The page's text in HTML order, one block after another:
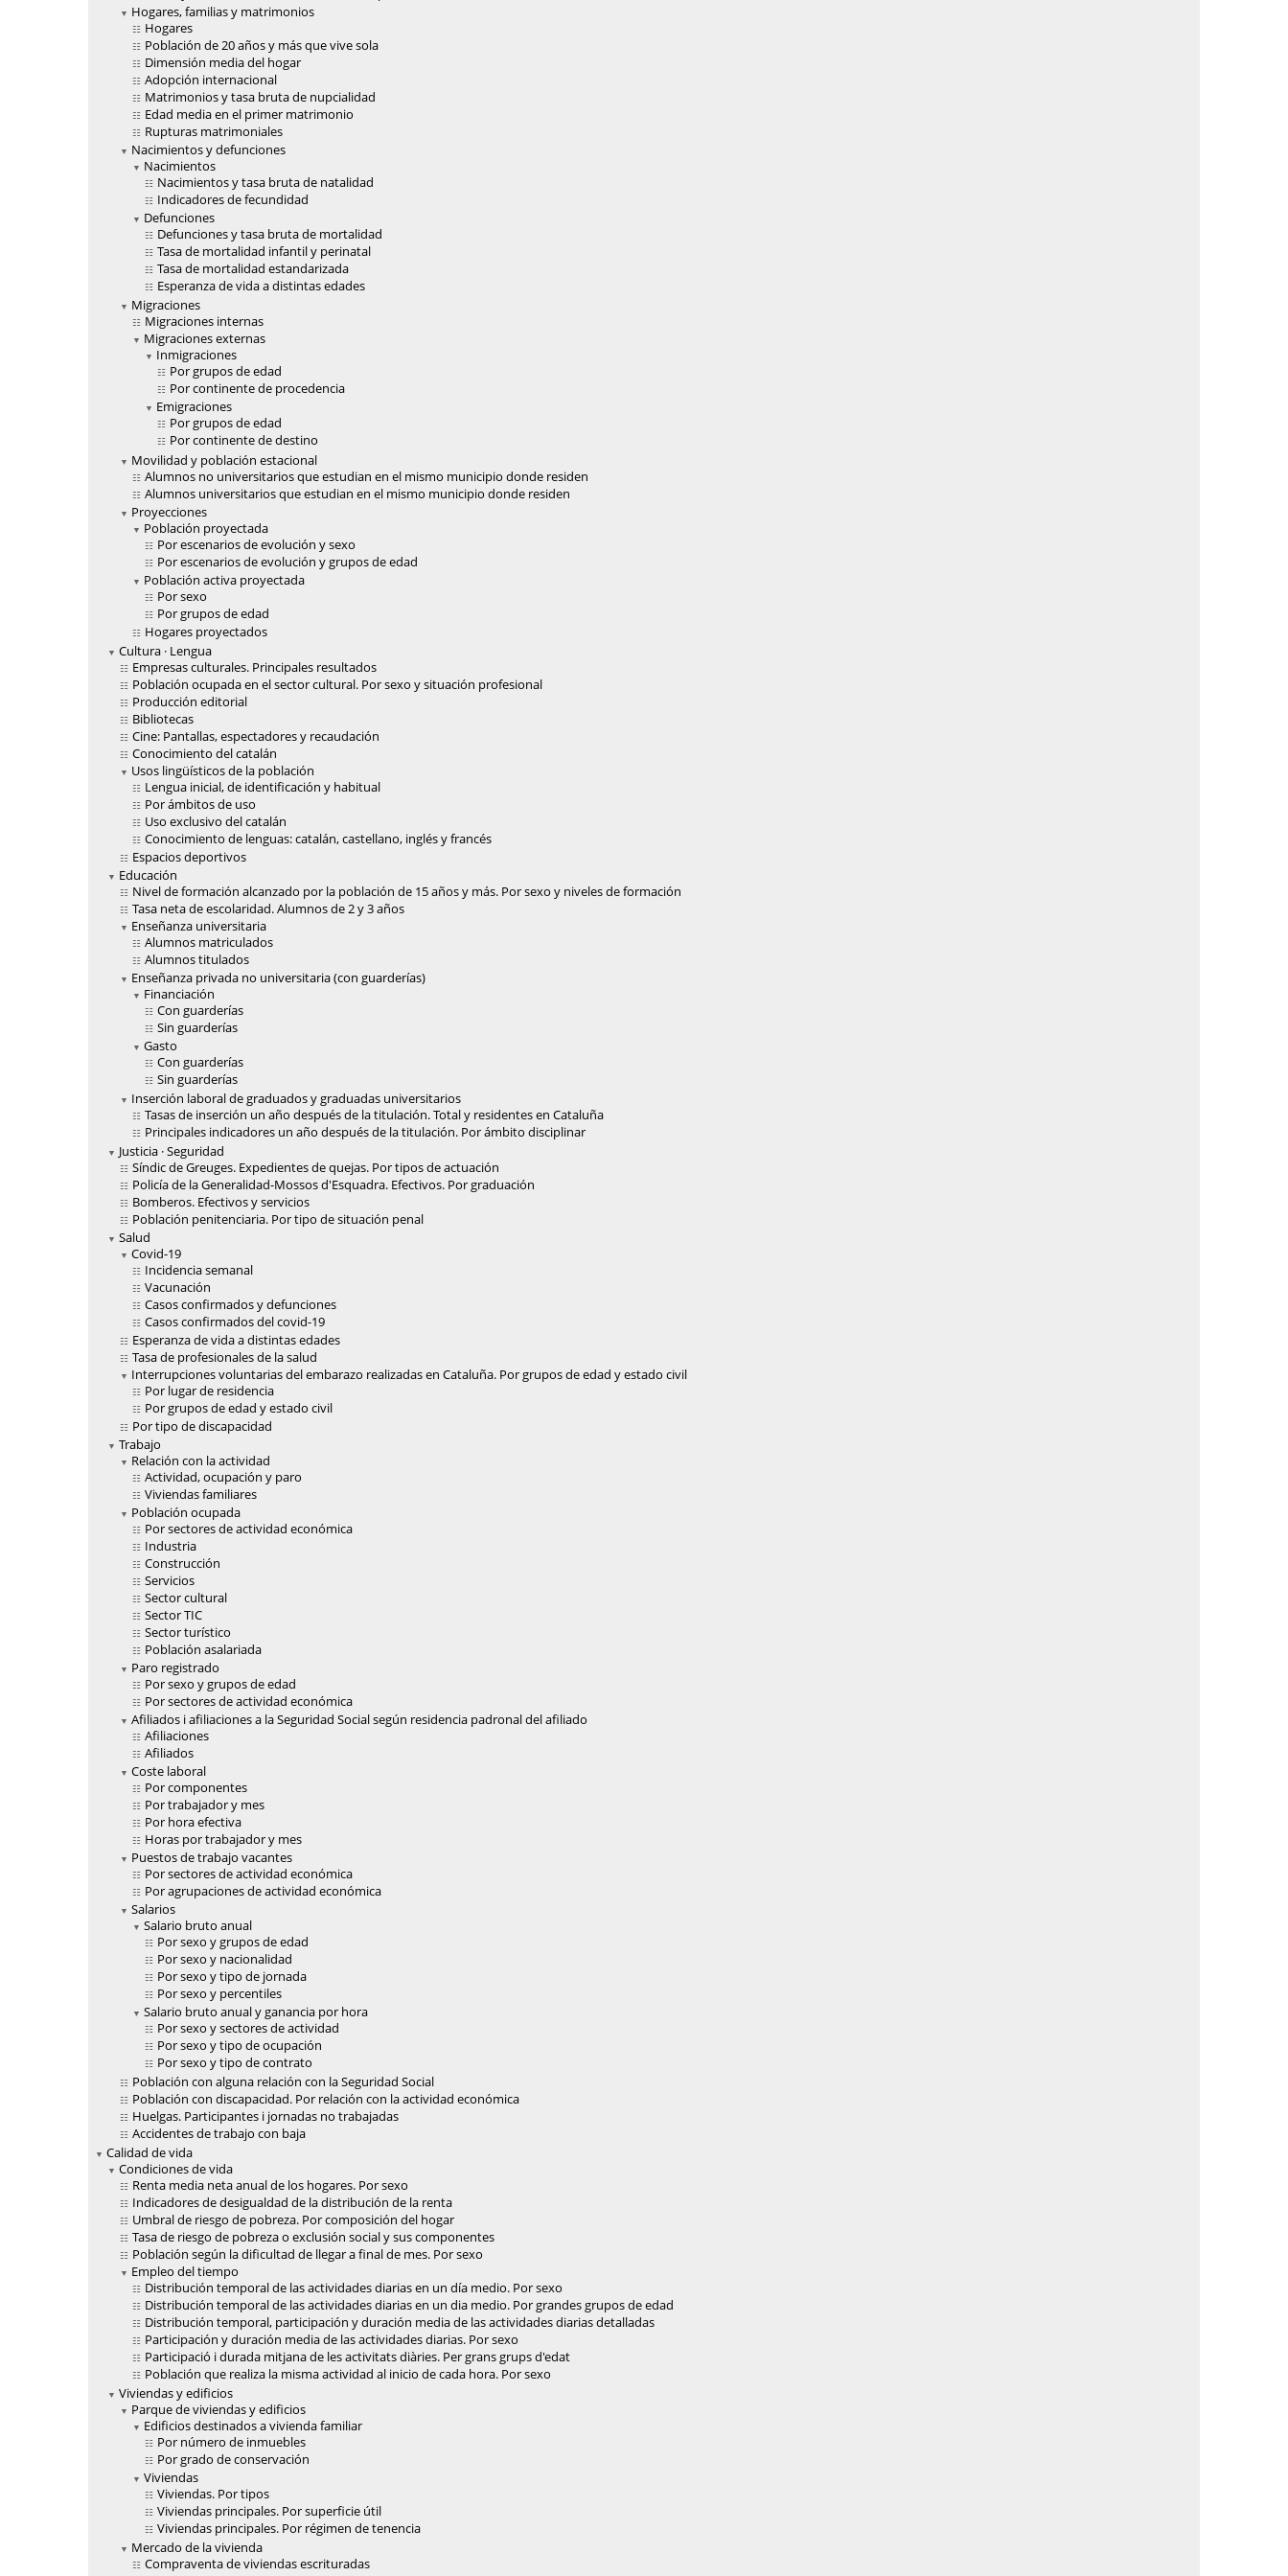
Hogares, familias y matrimonios
Hogares
Población de 20 años y más que vive sola
Dimensión media del hogar
Adopción internacional
Matrimonios y tasa bruta de nupcialidad
Edad media en el primer matrimonio
Rupturas matrimoniales
Nacimientos y defunciones
Nacimientos
Nacimientos y tasa bruta de natalidad
Indicadores de fecundidad
Defunciones
Defunciones y tasa bruta de mortalidad
Tasa de mortalidad infantil y perinatal
Tasa de mortalidad estandarizada
Esperanza de vida a distintas edades
Migraciones
Migraciones internas
Migraciones externas
Inmigraciones
Por grupos de edad
Por continente de procedencia
Emigraciones
Por grupos de edad
Por continente de destino
Movilidad y población estacional
Alumnos no universitarios que estudian en el mismo municipio donde residen
Alumnos universitarios que estudian en el mismo municipio donde residen
Proyecciones
Población proyectada
Por escenarios de evolución y sexo
Por escenarios de evolución y grupos de edad
Población activa proyectada
Por sexo
Por grupos de edad
Hogares proyectados
Cultura · Lengua
Empresas culturales. Principales resultados
Población ocupada en el sector cultural. Por sexo y situación profesional
Producción editorial
Bibliotecas
Cine: Pantallas, espectadores y recaudación
Conocimiento del catalán
Usos lingüísticos de la población
Lengua inicial, de identificación y habitual
Por ámbitos de uso
Uso exclusivo del catalán
Conocimiento de lenguas: catalán, castellano, inglés y francés
Espacios deportivos
Educación
Nivel de formación alcanzado por la población de 15 años y más. Por sexo y niveles de formación
Tasa neta de escolaridad. Alumnos de 2 y 3 años
Enseñanza universitaria
Alumnos matriculados
Alumnos titulados
Enseñanza privada no universitaria (con guarderías)
Financiación
Con guarderías
Sin guarderías
Gasto
Con guarderías
Sin guarderías
Inserción laboral de graduados y graduadas universitarios
Tasas de inserción un año después de la titulación. Total y residentes en Cataluña
Principales indicadores un año después de la titulación. Por ámbito disciplinar
Justicia · Seguridad
Síndic de Greuges. Expedientes de quejas. Por tipos de actuación
Policía de la Generalidad-Mossos d'Esquadra. Efectivos. Por graduación
Bomberos. Efectivos y servicios
Población penitenciaria. Por tipo de situación penal
Salud
Covid-19
Incidencia semanal
Vacunación
Casos confirmados y defunciones
Casos confirmados del covid-19
Esperanza de vida a distintas edades
Tasa de profesionales de la salud
Interrupciones voluntarias del embarazo realizadas en Cataluña. Por grupos de edad y estado civil
Por lugar de residencia
Por grupos de edad y estado civil
Por tipo de discapacidad
Trabajo
Relación con la actividad
Actividad, ocupación y paro
Viviendas familiares
Población ocupada
Por sectores de actividad económica
Industria
Construcción
Servicios
Sector cultural
Sector TIC
Sector turístico
Población asalariada
Paro registrado
Por sexo y grupos de edad
Por sectores de actividad económica
Afiliados i afiliaciones a la Seguridad Social según residencia padronal del afiliado
Afiliaciones
Afiliados
Coste laboral
Por componentes
Por trabajador y mes
Por hora efectiva
Horas por trabajador y mes
Puestos de trabajo vacantes
Por sectores de actividad económica
Por agrupaciones de actividad económica
Salarios
Salario bruto anual
Por sexo y grupos de edad
Por sexo y nacionalidad
Por sexo y tipo de jornada
Por sexo y percentiles
Salario bruto anual y ganancia por hora
Por sexo y sectores de actividad
Por sexo y tipo de ocupación
Por sexo y tipo de contrato
Población con alguna relación con la Seguridad Social
Población con discapacidad. Por relación con la actividad económica
Huelgas. Participantes i jornadas no trabajadas
Accidentes de trabajo con baja
Calidad de vida
Condiciones de vida
Renta media neta anual de los hogares. Por sexo
Indicadores de desigualdad de la distribución de la renta
Umbral de riesgo de pobreza. Por composición del hogar
Tasa de riesgo de pobreza o exclusión social y sus componentes
Población según la dificultad de llegar a final de mes. Por sexo
Empleo del tiempo
Distribución temporal de las actividades diarias en un día medio. Por sexo
Distribución temporal de las actividades diarias en un dia medio. Por grandes grupos de edad
Distribución temporal, participación y duración media de las actividades diarias detalladas
Participación y duración media de las actividades diarias. Por sexo
Participació i durada mitjana de les activitats diàries. Per grans grups d'edat
Población que realiza la misma actividad al inicio de cada hora. Por sexo
Viviendas y edificios
Parque de viviendas y edificios
Edificios destinados a vivienda familiar
Por número de inmuebles
Por grado de conservación
Viviendas
Viviendas. Por tipos
Viviendas principales. Por superficie útil
Viviendas principales. Por régimen de tenencia
Mercado de la vivienda
Compraventa de viviendas escrituradas